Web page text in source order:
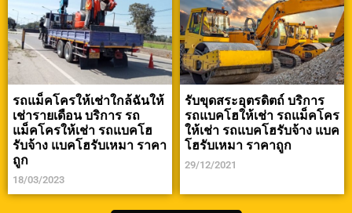
รถแม็คโครให้เช่าใกล้ฉันให้
เช่ารายเดือน บริการ รถ
แม็คโครให้เช่า รถแบคโฮ
รับจ้าง แบคโฮรับเหมา ราคา
ถูก
18/03/2023
รับขุดสระอุตรดิตถ์ บริการ
รถแบคโฮให้เช่า รถแม็คโคร
ให้เช่า รถแบคโฮรับจ้าง แบค
โฮรับเหมา ราคาถูก
29/12/2021